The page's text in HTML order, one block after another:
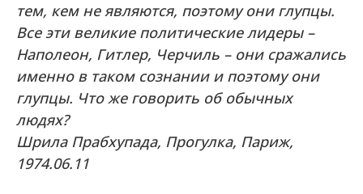
тем, кем не являются, поэтому они глупцы.
Все эти великие политические лидеры –
Наполеон, Гитлер, Черчиль – они сражались
именно в таком сознании и поэтому они
глупцы. Что же говорить об обычных
людях?
Шрила Прабхупада, Прогулка, Париж,
1974.06.11